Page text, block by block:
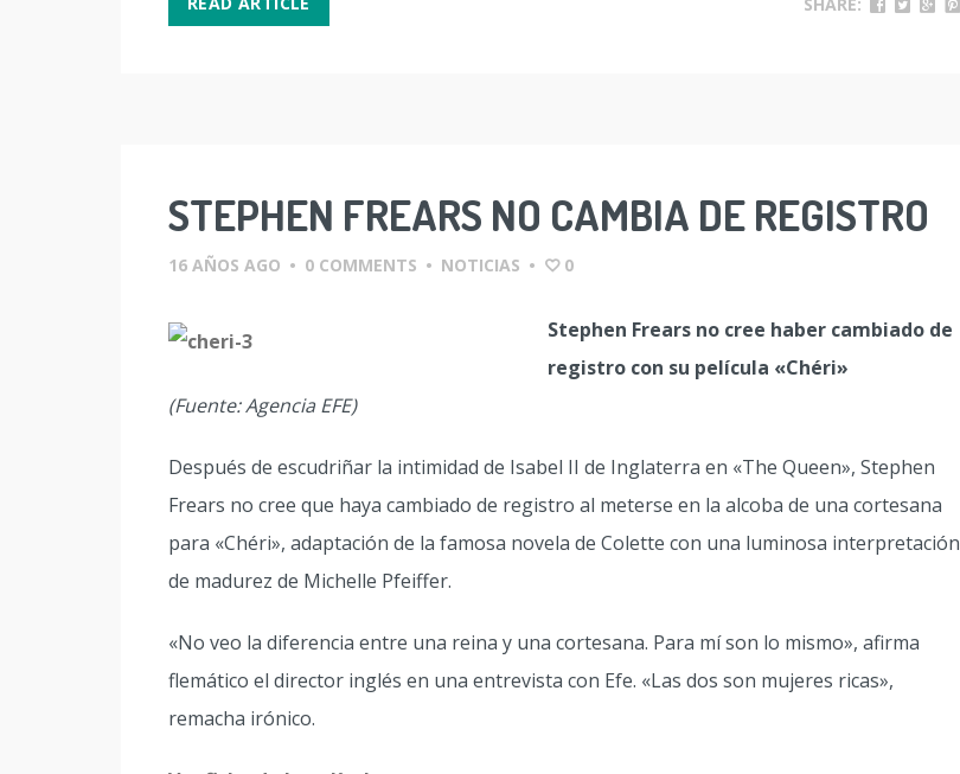
STEPHEN FREARS NO CAMBIA DE REGISTRO
16 AÑOS AGO • 0 COMMENTS • NOTICIAS • 0
Stephen Frears no cree haber cambiado de
registro con su película «Chéri»
(Fuente: Agencia EFE)
Después de escudriñar la intimidad de Isabel II de Inglaterra en «The Queen», Stephen
Frears no cree que haya cambiado de registro al meterse en la alcoba de una cortesana
para «Chéri», adaptación de la famosa novela de Colette con una luminosa interpretación
de madurez de Michelle Pfeiffer.
«No veo la diferencia entre una reina y una cortesana. Para mí son lo mismo», afirma
flemático el director inglés en una entrevista con Efe. «Las dos son mujeres ricas»,
remacha irónico.